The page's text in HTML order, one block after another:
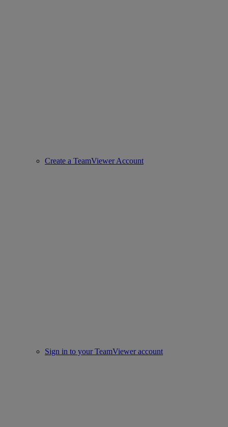
Create a TeamViewer Account
Sign in to your TeamViewer account